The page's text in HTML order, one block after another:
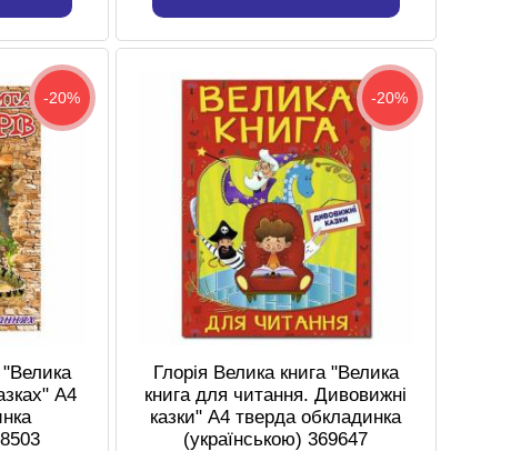
-20%
"Велика
А4
-20%
Глорія Велика книга "Велика
книга для читання. Дивовижні
казки" А4 тверда обкладинка
(українською) 369647